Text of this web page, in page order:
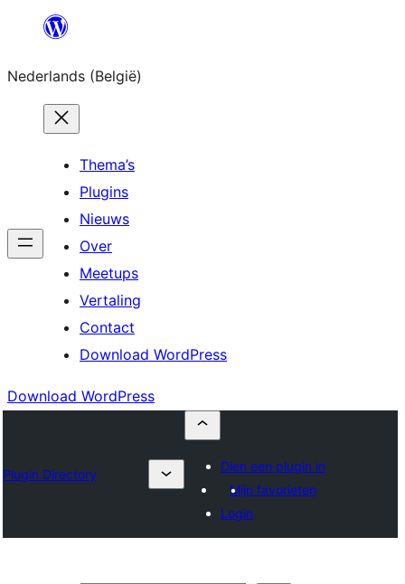
Spring
de
inhoud
Nederlands (België)
Thema’s
Plugins
Nieuws
Over
Meetups
Vertaling
Contact
Download WordPress
Download WordPress
Plugin Directory
Dien een plugin in
Mijn favorieten
Login